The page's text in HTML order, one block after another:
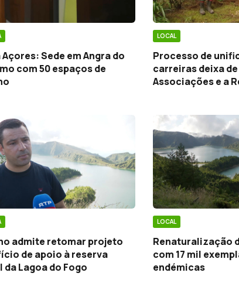
Sede em Angra do
com 50 espaços de
LOCAL
Processo de
carreiras deixa
Associações e a
admite retomar projeto
de apoio à reserva
da Lagoa do Fogo
LOCAL
Renaturalização
com 17 mil
endémicas